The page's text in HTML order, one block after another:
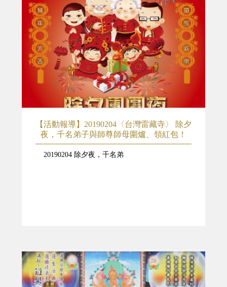
【活動報導】20190204〈台灣雷藏寺〉 除夕
夜，千名弟子與師尊師母圍爐、領紅包！
20190204 除夕夜，千名弟